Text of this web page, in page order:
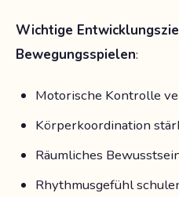
Wichtige
Bewegungsspielen:
Motorische Kontrolle
Körperkoordination
Räumliches
Rhythmusgefühl